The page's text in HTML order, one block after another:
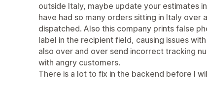
outside Italy, maybe update your estimates
have had so many orders sitting in Italy over
dispatched. Also this company prints false
label in the recipient field, causing issues
also over and over send incorrect tracking
with angry customers.
There is a lot to fix in the backend before I